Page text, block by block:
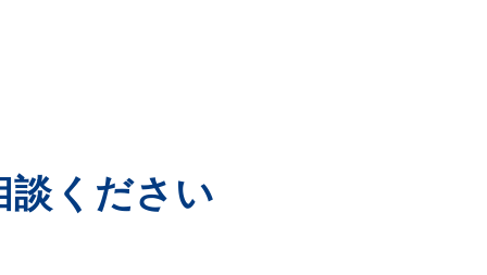
談ください